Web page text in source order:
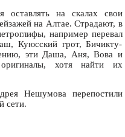
оставлять на скалах свои
на Алтае. Страдают, в
например перевал
Куюсский грот, Бичикту-
эти Даша, Аня, Вова и
хотя найти их
Нешумова перепостили
сети.